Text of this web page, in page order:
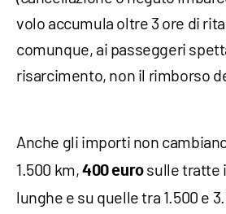
volo accumula oltre 3 ore di
comunque, ai passeggeri
risarcimento, non il rimborso
Anche gli importi non
1.500 km, 400 eurosulle tratte
lunghe e su quelle tra 1.500 e